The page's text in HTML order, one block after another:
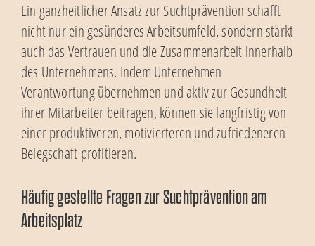
Ein ganzheitlicher Ansatz zur Suchtprävention schafft
nicht nur ein gesünderes Arbeitsumfeld, sondern stärkt
auch das Vertrauen und die Zusammenarbeit innerhalb
des Unternehmens. Indem Unternehmen
Verantwortung übernehmen und aktiv zur Gesundheit
ihrer Mitarbeiter beitragen, können sie langfristig von
einer produktiveren, motivierteren und zufriedeneren
Belegschaft profitieren.
Häufig gestellte Fragen zur Suchtprävention am
Arbeitsplatz